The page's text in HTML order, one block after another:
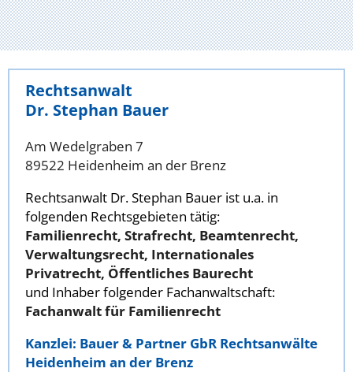
Rechtsanwalt
Dr. Stephan Bauer
Am Wedelgraben 7
89522 Heidenheim an der Brenz
Rechtsanwalt Dr. Stephan Bauer ist u.a. in
folgenden Rechtsgebieten tätig:
Familienrecht, Strafrecht, Beamtenrecht,
Verwaltungsrecht, Internationales
Privatrecht, Öffentliches Baurecht
und Inhaber folgender Fachanwaltschaft:
Fachanwalt für Familienrecht
Kanzlei: Bauer & Partner GbR Rechtsanwälte
Heidenheim an der Brenz